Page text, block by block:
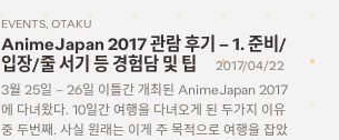
몇 안 되는 기회기도 하다. 보통 이 […]
EVENTS OTAKU
AnimeJapan 2017 관람 후기 – 1. 준비/
입장/줄 서기 등 경험담 및 팁
2017/04/22
3월 25일 – 26일 이틀간 개최된 AnimeJapan 2017
에 다녀왔다. 10일간 여행을 다녀오게 된 두가지 이유
중 두번째. 사실 원래는 이게 주 목적으로 여행을 잡았